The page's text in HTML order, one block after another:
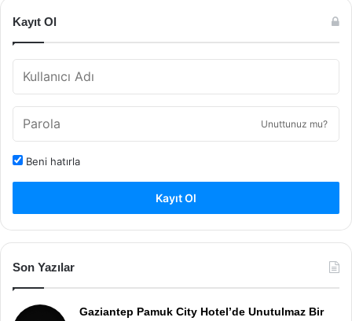
Kayıt Ol
Unuttunuz mu?
Beni hatırla
Kayıt Ol
Son Yazılar
Gaziantep Pamuk City Hotel’de Unutulmaz Bir